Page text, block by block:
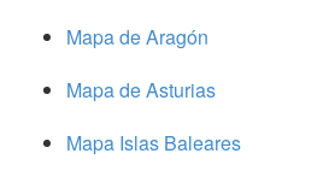
Mapa de Aragón
Mapa de Asturias
Mapa Islas Baleares